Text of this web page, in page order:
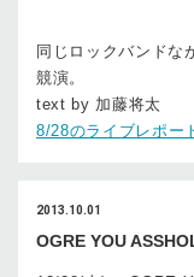
同じロックバンドな
競演。
text by 加藤将太
8/28のライブレポー
2013.10.01
OGRE YOU